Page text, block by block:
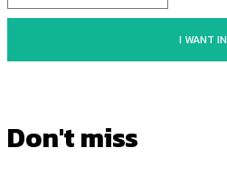
I WANT IN
Don't miss